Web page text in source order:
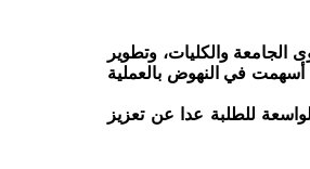
والكليات، وتطوير
أسهمت في النهوض بالعملية
للطلبة عدا عن تعزيز